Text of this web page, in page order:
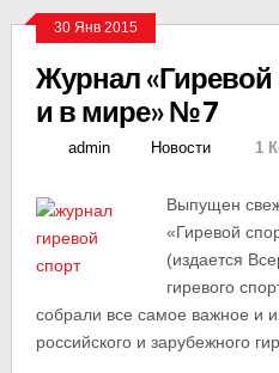
30 Янв 2015
Журнал
и в мире» №7
admin Новости 1
Выпущен
«Гиревой
(издается
гиревого
собрали все самое важное и
российского и зарубежного